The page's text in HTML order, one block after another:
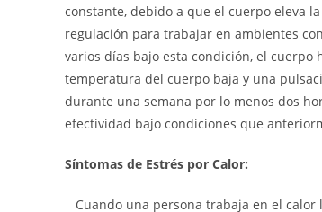
constante, debido a que el cuerpo eleva
regulación para trabajar en ambientes
varios días bajo esta condición, el cuerpo
temperatura del cuerpo baja y una
durante una semana por lo menos dos
efectividad bajo condiciones que
Síntomas de Estrés por Calor:
Cuando una persona trabaja en el